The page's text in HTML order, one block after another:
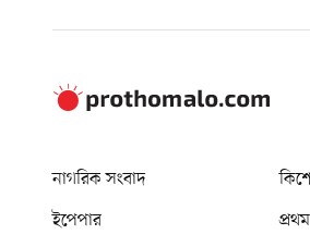
নাগরিক সংবাদ
ইপেপার